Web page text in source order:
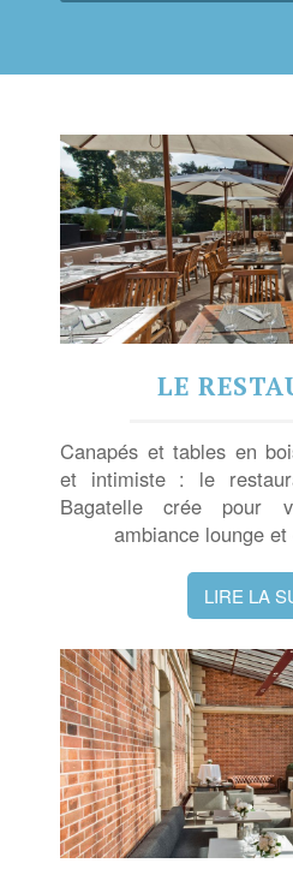
LE
Canapés et tables en
et intimiste : le
Bagatelle crée pour
ambiance lounge
LIRE LA